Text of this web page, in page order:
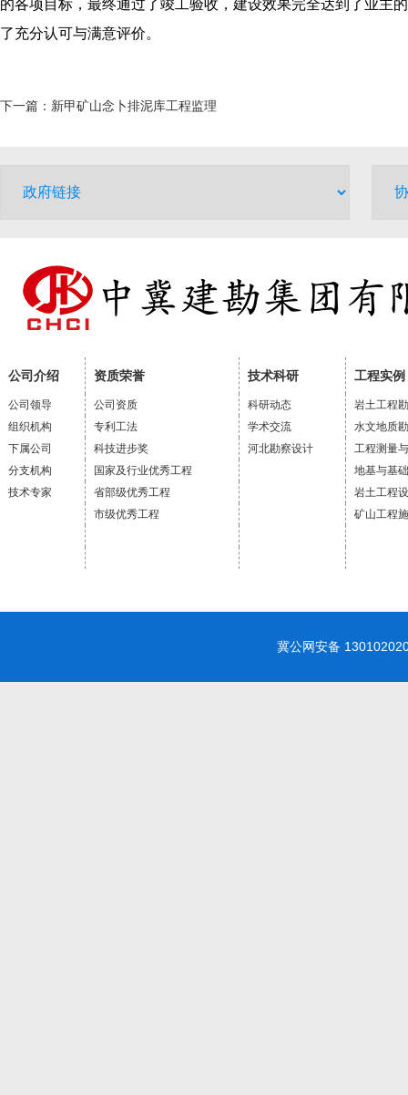
的各项目标，最终通过了竣工验收，建设效果完全达到了业主
了充分认可与满意评价。
下一篇： 新甲矿山念卜排泥库工程监理
公司介绍 资质荣誉 技术科研 工程实例
公司领导 公司资质 科研动态
岩土工程
组织机构
专利工法 学术交流
水文地质
下属公司
科技进步奖 河北勘察设计
工程测量
分支机构
国家及行业优秀工程
地基与基
技术专家
省部级优秀工程
岩土工程
市级优秀工程
矿山工程
冀公网安备